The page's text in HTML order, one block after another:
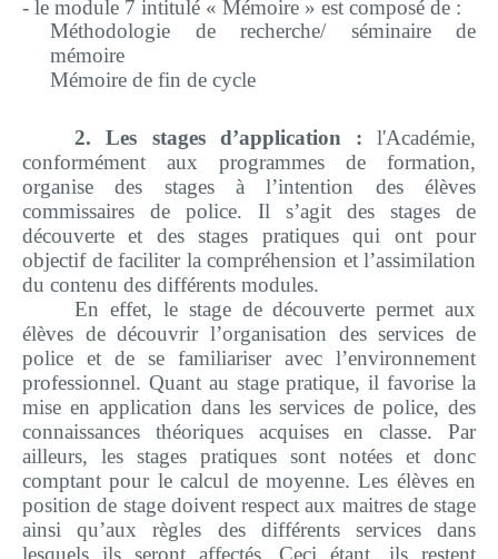
- le module 7 intitulé « Mémoire » est composé de :
Méthodologie de recherche/ séminaire de
mémoire
Mémoire de fin de cycle
2. Les stages d’application : l'Académie,
conformément aux programmes de formation,
organise des stages à l’intention des élèves
commissaires de police. Il s’agit des stages de
découverte et des stages pratiques qui ont pour
objectif de faciliter la compréhension et l’assimilation
du contenu des différents modules.
En effet, le stage de découverte permet aux
élèves de découvrir l’organisation des services de
police et de se familiariser avec l’environnement
professionnel. Quant au stage pratique, il favorise la
mise en application dans les services de police, des
connaissances théoriques acquises en classe. Par
ailleurs, les stages pratiques sont notées et donc
comptant pour le calcul de moyenne. Les élèves en
position de stage doivent respect aux maitres de stage
ainsi qu’aux règles des différents services dans
lesquels ils seront affectés. Ceci étant, ils restent